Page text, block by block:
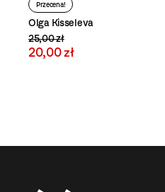
Przecena!
Olga Kisseleva
25,00 zł
20,00 zł